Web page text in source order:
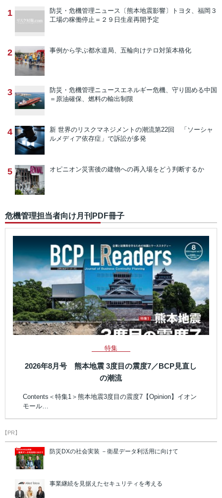
1 防災・危機管理ニュース 〔熊本地震影響〕トヨタ、福岡３
工場の稼働停止＝２９日生産再開予定
2 事例から学ぶ都水道局、五輪向けテロ対策本格化
3 防災・危機管理ニュースエネルギー危機、守り固める中国
＝原油確保、燃料の輸出制限
4 新 世界のリスクマネジメントの潮流第22回 「ソーシャ
ルメディア依存症」で訴訟が多発
5 オピニオン災害後の建物への再入場をどう判断するか
危機管理担当者向け月刊PDF冊子
特集
2026年8月号 熊本地震 3度目の震度7／BCP見直し
の潮流
Contents＜特集1＞熊本地震3度目の震度7【Opinion】イオン
モール…
【PR】
防災DXの社会実装 －衛星データ利活用に向けて
事業継続を見据えたセキュリティを考える